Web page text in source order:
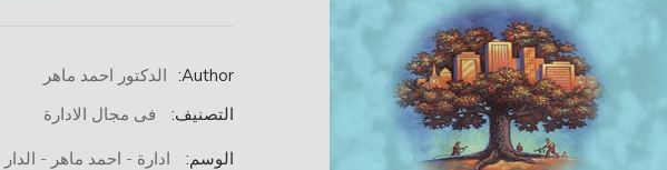
Author:
الدكتور احمد ماهر
التصنيف:
فى مجال الادارة
الوسم: ادارة - احمد ماهر - الدار